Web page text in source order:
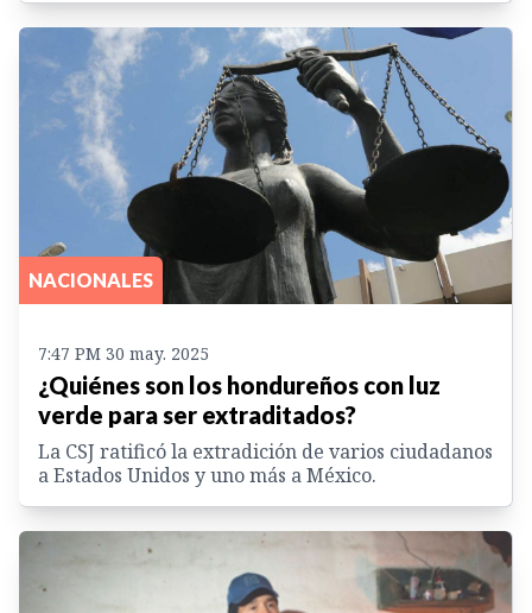
NACIONALES
7:47 PM 30 may. 2025
¿Quiénes son los hondureños con luz
verde para ser extraditados?
La CSJ ratificó la extradición de varios ciudadanos
a Estados Unidos y uno más a México.